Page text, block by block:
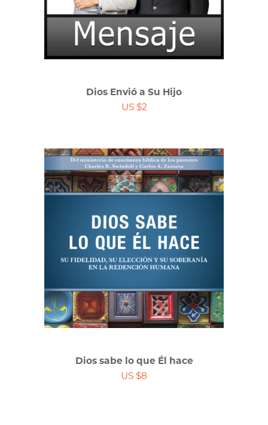
Dios Envió a Su Hijo
US $2
Dios sabe lo que Él hace
US $8